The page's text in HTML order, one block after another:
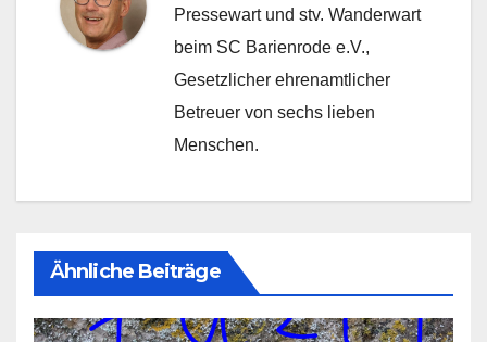
Pressewart und stv. Wanderwart
beim SC Barienrode e.V.,
Gesetzlicher ehrenamtlicher
Betreuer von sechs lieben
Menschen.
Ähnliche Beiträge